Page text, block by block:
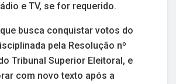
e TV, se for requerido.
busca conquistar votos do
pela Resolução nº
Tribunal Superior Eleitoral, e
com novo texto após a